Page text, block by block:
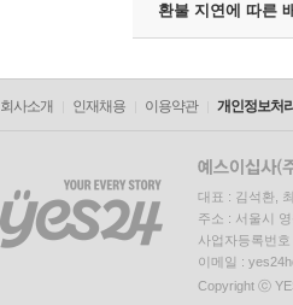
환불 지연에 따른
회사소개 인재채용 이용약관 개인정보처
대표 : 김석환,
주소 : 서울시
사업자등록번
이메일 :
Copyright ⓒ